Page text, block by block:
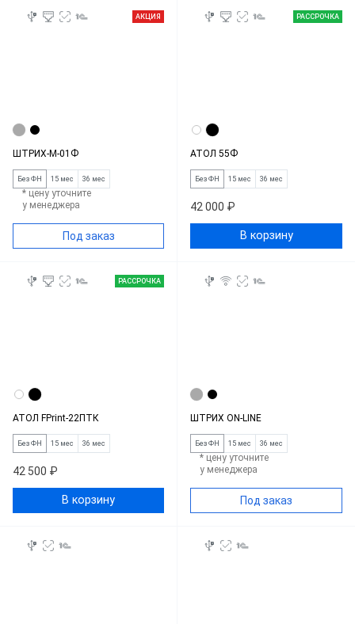
АКЦИЯ
ШТРИХ-М-01Ф
Без ФН 15 мес 36 мес
* цену уточните
у менеджера
Под заказ
РАССРОЧКА
АТОЛ 55Ф
Без ФН 15 мес 36 мес
42 000 ₽
В корзину
РАССРОЧКА
АТОЛ FPrint-22ПТК
Без ФН 15 мес 36 мес
42 500 ₽
В корзину
ШТРИХ ON-LINE
Без ФН 15 мес 36 мес
* цену уточните
у менеджера
Под заказ